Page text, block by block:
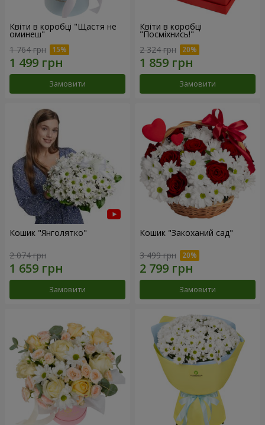
Квіти в коробці "Щастя не
оминеш"
1 764 грн
Замовити
Квіти в коробці
"Посміхнись!"
2 324 грн
Замовити
Кошик "Янголятко"
2 074 грн
Замовити
Кошик "Закоханий сад"
3 499 грн
Замовити